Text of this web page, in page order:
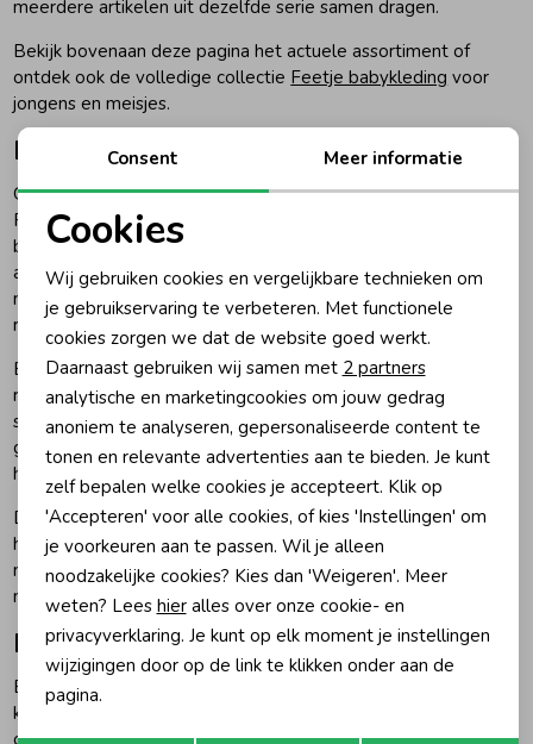
meerdere artikelen uit dezelfde serie samen dragen.
Bekijk bovenaan deze pagina het actuele assortiment of
ontdek ook de volledige collectie Feetje babykleding voor
jongens en meisjes.
De nieuwe Feetje jongenscollectie
Gedurende het seizoen verschijnen er verschillende nieuwe
Feetje-collecties. Iedere drop bestaat uit eigen thema’s met
bijpassende kleuren, prints en kledingstukken. Het
assortiment wordt daardoor regelmatig aangevuld met
nieuwe shirts, broeken, sweaters, jasjes, boxpakjes en
rompers voor jongens.
Binnen de jongenscollecties zie je vaak een combinatie van
rustige basiskleuren en opvallendere prints. Een shirt of
sweater met print kan daardoor eenvoudig worden
gecombineerd met een effen broek, tuinbroek of vest uit
hetzelfde thema.
De beschikbare collecties en maten veranderen gedurende
het seizoen. Gebruik bovenaan de pagina de filters voor
nieuw, maat, productgroep, kleur en collectie om snel de
nieuwste Feetje jongenskleding te bekijken.
Feetje boxpakjes voor jongens
EenFeetje boxpakje voor jongens
kledingstuk en is daardoor handig voor slapen, spelen en
Noodzakelijke cookies
Personalisatie cookies
Analytische cookies
Marketing cookies
Consent Meer informatie
Cookies
Wij gebruiken cookies en vergelijkbare technieken om
je gebruikservaring te verbeteren. Met functionele
cookies zorgen we dat de website goed werkt.
Daarnaast gebruiken wij samen met 2 partners
analytische en marketingcookies om jouw gedrag
anoniem te analyseren, gepersonaliseerde content te
tonen en relevante advertenties aan te bieden. Je kunt
zelf bepalen welke cookies je accepteert. Klik op
'Accepteren' voor alle cookies, of kies 'Instellingen' om
je voorkeuren aan te passen. Wil je alleen
noodzakelijke cookies? Kies dan 'Weigeren'. Meer
weten? Lees hieralles over onze cookie- en
privacyverklaring. Je kunt op elk moment je instellingen
wijzigingen door op de link te klikken onder aan de
pagina.